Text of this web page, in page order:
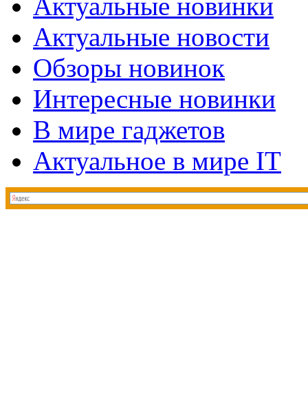
Актуальные новости
Обзоры новинок
Интересные новинки
В мире гаджетов
Актуальное в мире IT